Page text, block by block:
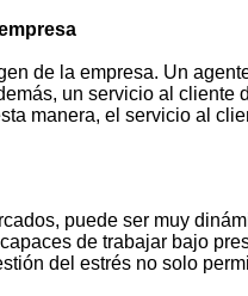
de la empresa. Un
un servicio al
manera, el servicio al
puede ser muy
de trabajar bajo
del estrés no solo